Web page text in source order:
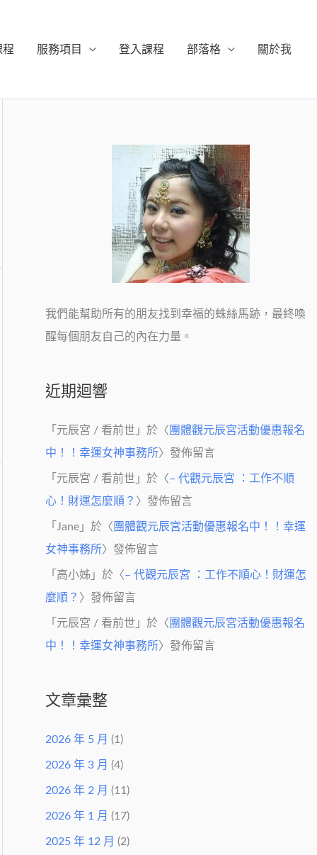
程 服務項目 登入課程 部落格 關於我
我們能幫助所有的朋友找到幸福的蛛絲馬跡，最終喚
醒每個朋友自己的內在力量。
近期迴響
「 元辰宮 / 看前世 」於〈 團體觀元辰宮活動優惠報名
中！！幸運女神事務所〉發佈留言
「 元辰宮 / 看前世 」於〈– 代觀元辰宮 ：工作不順
心！財運怎麼順？ 〉發佈留言
「 Jane 」於〈 團體觀元辰宮活動優惠報名中！！幸運
女神事務所〉發佈留言
「 高小姊 」於〈– 代觀元辰宮 ：工作不順心！財運怎
麼順？ 〉發佈留言
「 元辰宮 / 看前世 」於〈 團體觀元辰宮活動優惠報名
中！！幸運女神事務所〉發佈留言
文章彙整
2026 年 5 月 (1)
2026 年 3 月 (4)
2026 年 2 月 (11)
2026 年 1 月 (17)
2025 年 12 月 (2)